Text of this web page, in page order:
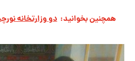
همچنین بخوانید: دو وزارتخانه‌